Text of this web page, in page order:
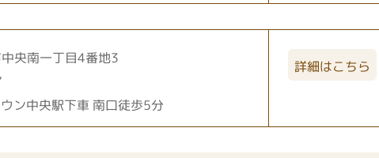
央南一丁目4番地3
ン中央駅下車 南口徒歩5分
詳細はこちら